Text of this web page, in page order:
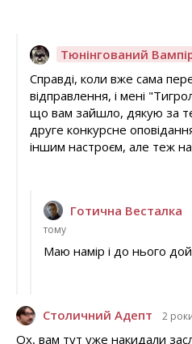
Тюнінгований
Справді, коли вже сама
відправлення, і мені
що вам зайшло, дякую за
друге конкурсне
іншим настроєм, але теж
Готична Весталка
тому
Маю намір і до нього
Столичний Адепт 2
Ох, вам тут уже накидали